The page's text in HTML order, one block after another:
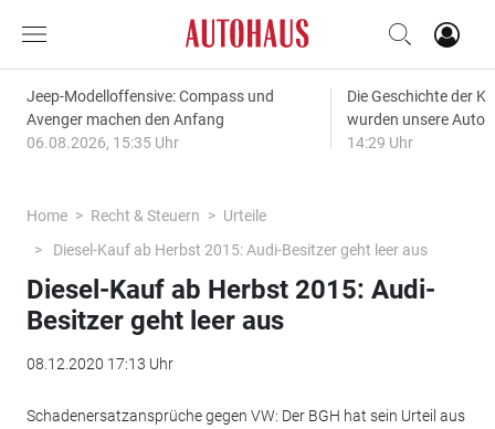
Jeep-Modelloffensive: Compass und
Avenger machen den Anfang
06.08.2026, 15:35 Uhr
Die Geschichte der
wurden unsere
14:29 Uhr
Home Recht & Steuern
Urteile
Diesel-Kauf ab Herbst 2015: Audi-Besitzer geht leer aus
Diesel-Kauf ab Herbst 2015: Audi-
Besitzer geht leer aus
08.12.2020 17:13 Uhr
Schadenersatzansprüche gegen VW: Der BGH hat sein Urteil aus